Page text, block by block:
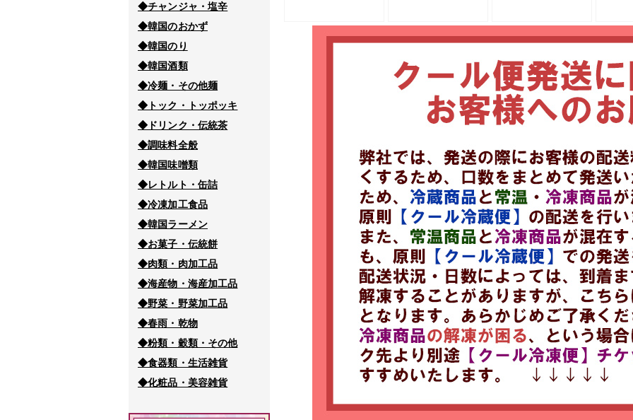
◆チャンジャ・塩辛
◆韓国のおかず
◆韓国のり
◆韓国酒類
◆冷麺・その他麺
◆トック・トッポッキ
◆ドリンク・伝統茶
◆調味料全般
◆韓国味噌類
◆レトルト・缶詰
◆冷凍加工食品
◆韓国ラーメン
◆お菓子・伝統餅
◆肉類・肉加工品
◆海産物・海産加工品
◆野菜・野菜加工品
◆春雨・乾物
◆粉類・穀類・その他
◆食器類・生活雑貨
◆化粧品・美容雑貨